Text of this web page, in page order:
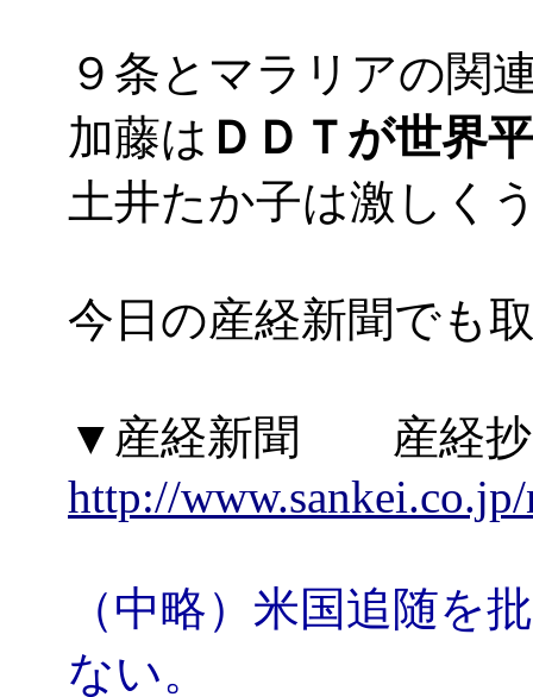
９条とマラリアの関
加藤は ＤＤＴが世界
土井たか子は激しく
今日の産経新聞でも
▼産経新聞 産経
http://
（中略）米国追随を
ない。